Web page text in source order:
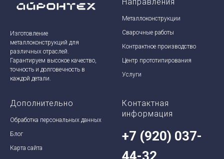
Изготовление
металлоконструкций для
различных отраслей.
Гарантируем высокое качество,
точность и долговечность в
каждой детали.
Металлоконструкции
Сварочные работы
Контрактное производство
Центр прототипирования
Услуги
Дополнительно
Обработка персональных данных
Блог
Карта сайта
Контактная
информация
+7 (920) 037-